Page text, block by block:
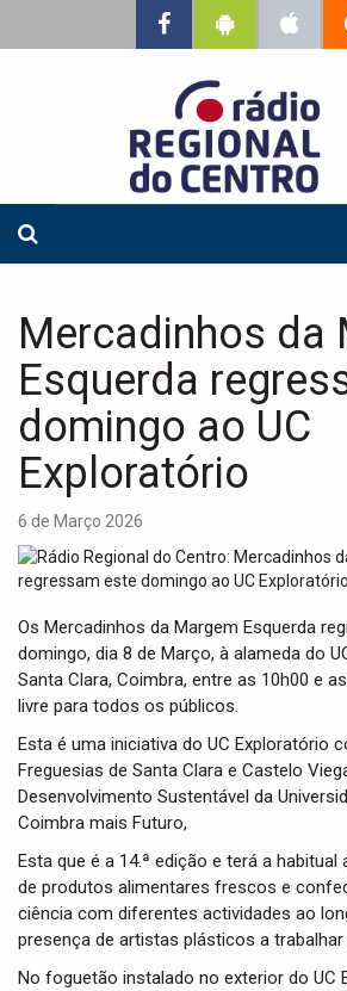
Mercadinhos da
Esquerda
domingo ao UC
Exploratório
6 de Março 2026
Os Mercadinhos da Margem Esquerda
domingo, dia 8 de Março, à alameda do
Santa Clara, Coimbra, entre as 10h00 e
livre para todos os públicos.
Esta é uma iniciativa do UC Exploratório
Freguesias de Santa Clara e Castelo
Desenvolvimento Sustentável da
Coimbra mais Futuro,
Esta que é a 14.ª edição e terá a
de produtos alimentares frescos e
ciência com diferentes actividades ao
presença de artistas plásticos a trabalhar
No foguetão instalado no exterior do UC